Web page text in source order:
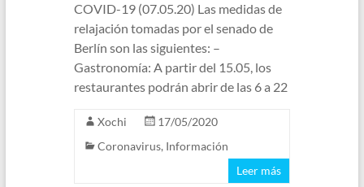
COVID-19 (07.05.20) Las medidas de
relajación tomadas por el senado de
Berlín son las siguientes: –
Gastronomía: A partir del 15.05, los
restaurantes podrán abrir de las 6 a 22
Xochi
17/05/2020
Coronavirus, Información
Leer más